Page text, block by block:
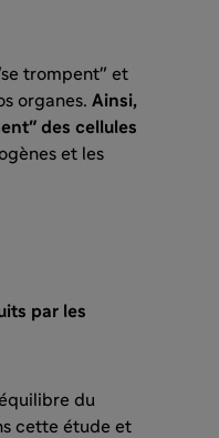
trompent" et
organes. Ainsi,
des cellules
et les
par les
du
cette étude et